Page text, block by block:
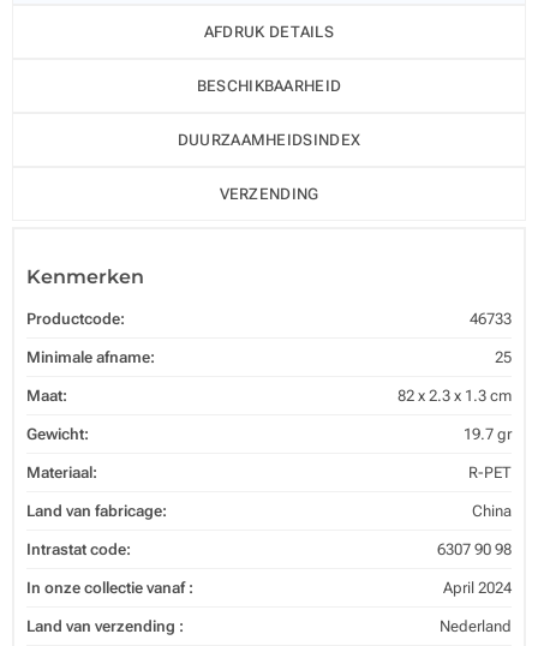
AFDRUK DETAILS
BESCHIKBAARHEID
DUURZAAMHEIDSINDEX
VERZENDING
Kenmerken
Productcode: 46733
Minimale afname: 25
Maat: 82 x 2.3 x 1.3 cm
Gewicht: 19.7 gr
Materiaal: R-PET
Land van fabricage: China
Intrastat code: 6307 90 98
In onze collectie vanaf : April 2024
Land van verzending : Nederland